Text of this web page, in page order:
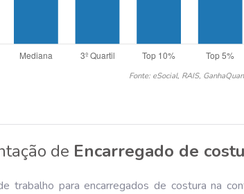
Fonte: eSocial, RAIS,
de Encarregado de
trabalho para encarregados de costura na